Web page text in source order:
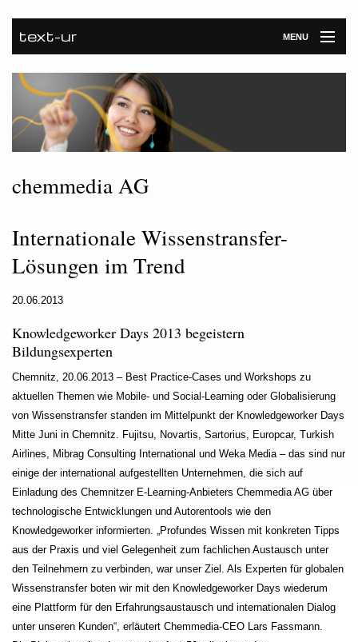
text-ur MENU
Startseite
Leistungen
Unternehmen
Referenzen
Newsroom
chemmedia AG
Internationale Wissenstransfer-
Lösungen im Trend
20.06.2013
Knowledgeworker Days 2013 begeistern
Bildungsexperten
Chemnitz, 20.06.2013 – Best Practice-Cases und Workshops zu
aktuellen Themen wie Mobile- und Social-Learning oder Globalisierung
von Wissenstransfer standen im Mittelpunkt der Knowledgeworker Days
Mitte Juni in Chemnitz. Fujitsu, Novartis, Sartorius, Europcar, Turkish
Airlines, Mibrag Consulting International und Weka Media – das sind nur
einige der international aufgestellten Unternehmen, die sich auf
Einladung des Chemnitzer E-Learning-Anbieters Chemmedia AG über
technologische Entwicklungen und Autorentools wie den
Knowledgeworker informierten. „Profundes Wissen mit konkreten Tipps
aus der Praxis und viel Gelegenheit zum fachlichen Austausch unter
den Teilnehmern zu verbinden, war unser Ziel. Als Experten für globalen
Wissenstransfer boten wir mit den Knowledgeworker Days wiederum
eine Plattform für den Erfahrungsaustausch und internationalen Dialog
unter unseren Kunden“, erläutert Chemmedia-CEO Lars Fassmann.